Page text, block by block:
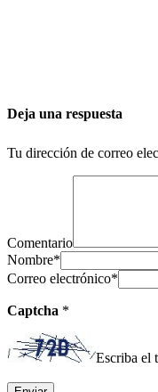
Deja una respuesta
Tu dirección de correo
Comentario
Nombre*
Correo electrónico*
Captcha *
Escriba el